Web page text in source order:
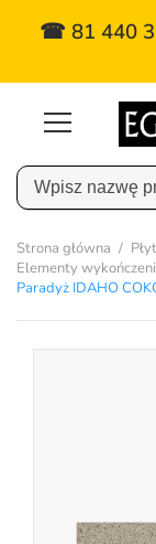
☎ 81 440
Strona główna
Elementy
Paradyż IDAHO